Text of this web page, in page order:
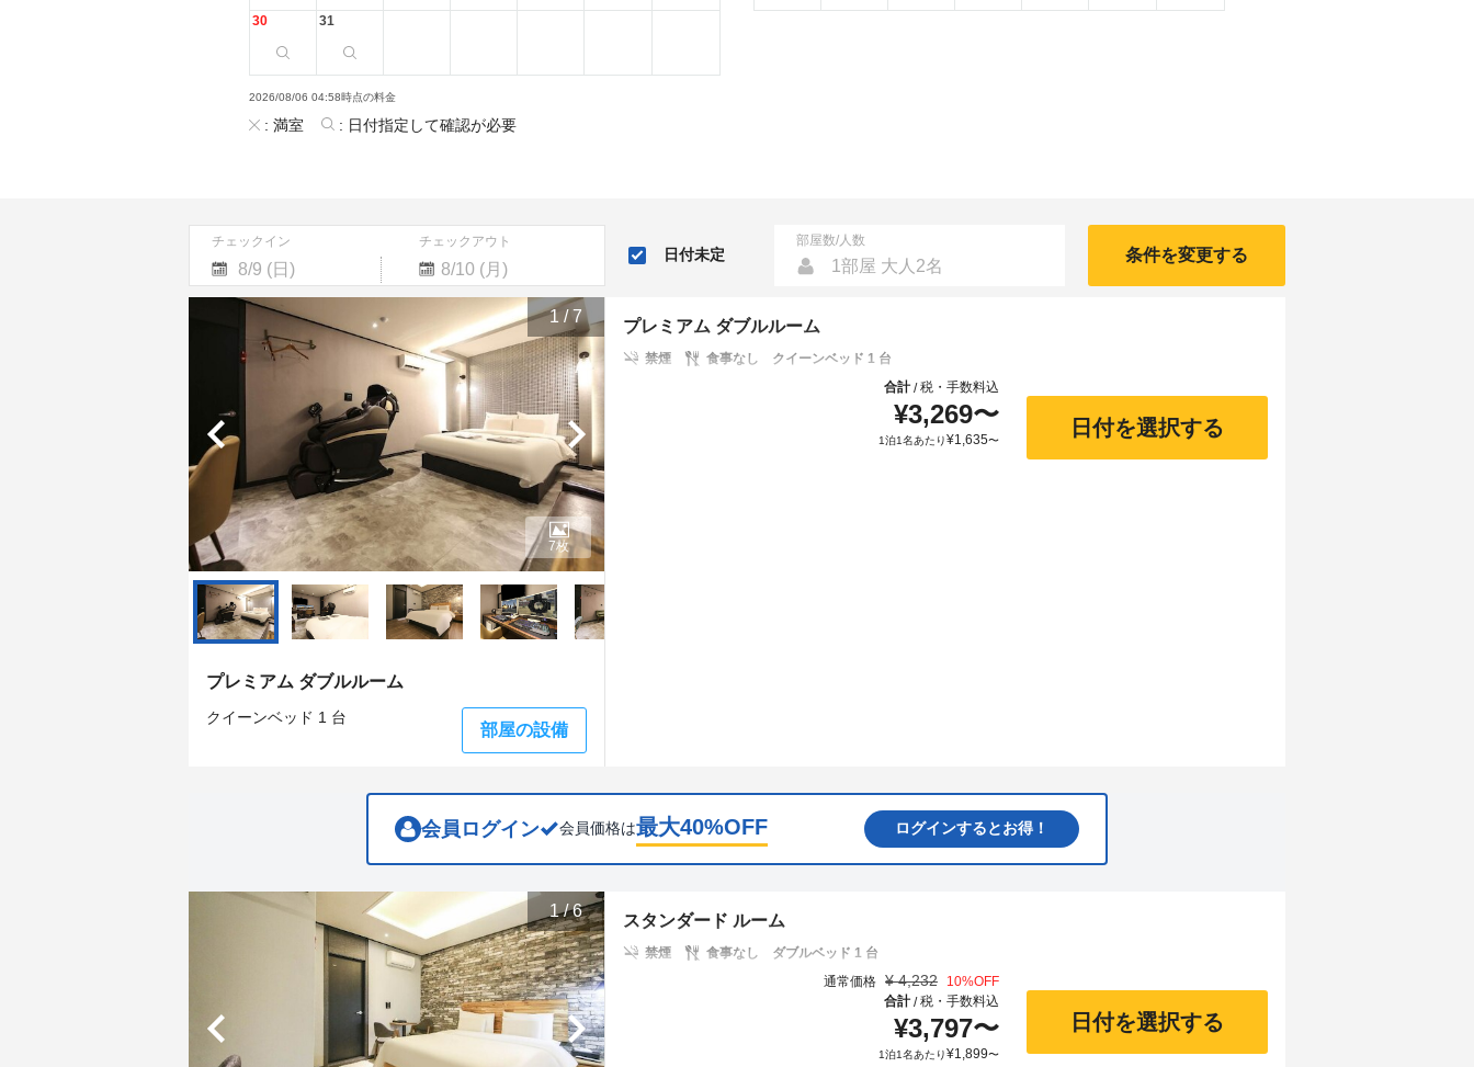
30 31
2026/08/06 04:58時点の料金
: 満室 : 日付指定して確認が必要
チェックイン チェックアウト
Navigate
forward
interact
calendar
and
select
date.
Press
the
question
mark
key
to
get
the
shortcuts
changing
Navigate
backward
to
interact
with
calendar
and
select
a
date.
Press
the
question
mark
key
to
get
changing
日付未定
部屋数/人数
1部屋 大人2名
条件を変更する
1 /7
プレミアム ダブルルーム
クイーンベッド 1 台
部屋の設備
7枚
プレミアム ダブルルーム
禁煙 食事なし
クイーンベッド 1 台
合計/税・手数料込
¥3,269〜
1泊1名あたり¥1,635〜
日付を選択する
会員ログイン 会員価格は最大40%OFF ログインするとお得！
1/6
スタンダード ルーム
禁煙 食事なし
ダブルベッド 1 台
通常価格 ¥ 4,232 10%OFF
合計/税・手数料込
¥3,797〜
1泊1名あたり¥1,899〜
日付を選択する